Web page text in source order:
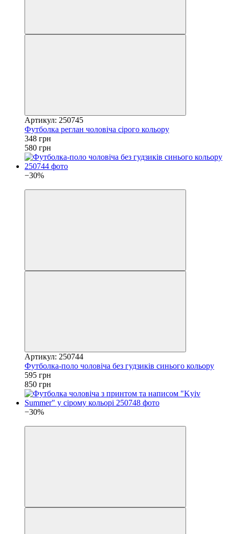
Артикул: 250745
Футболка реглан чоловіча сірого кольору
348 грн
580 грн
−30%
Артикул: 250744
Футболка-поло чоловіча без гудзиків синього кольору
595 грн
850 грн
−30%